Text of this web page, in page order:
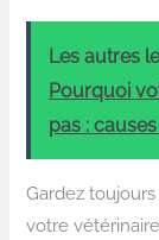
Les autres
Pourquoi
pas :
Gardez
votre